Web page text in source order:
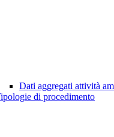
Dati aggregati attività
di procedimento